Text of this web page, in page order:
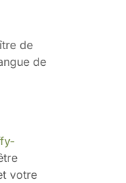
de
de
votre